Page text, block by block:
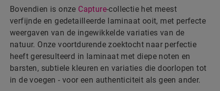
Bovendien is onze Capture-collectie het meest
verfijnde en gedetailleerde laminaat ooit, met perfecte
weergaven van de ingewikkelde variaties van de
natuur. Onze voortdurende zoektocht naar perfectie
heeft geresulteerd in laminaat met diepe noten en
barsten, subtiele kleuren en variaties die doorlopen tot
in de voegen - voor een authenticiteit als geen ander.